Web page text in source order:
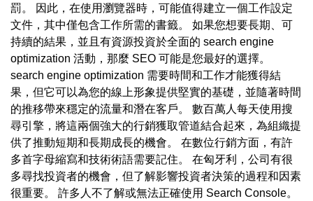
罰。 因此，在使用瀏覽器時，可能值得建立一個工作設定
文件，其中僅包含工作所需的書籤。 如果您想要長期、可
持續的結果，並且有資源投資於全面的 search engine
optimization 活動，那麼 SEO 可能是您最好的選擇。
search engine optimization 需要時間和工作才能獲得結
果，但它可以為您的線上形象提供堅實的基礎，並隨著時間
的推移帶來穩定的流量和潛在客戶。 數百萬人每天使用搜
尋引擎，將這兩個強大的行銷獲取管道結合起來，為組織提
供了推動短期和長期成長的機會。 在數位行銷方面，有許
多首字母縮寫和技術術語需要記住。 在匈牙利，公司有很
多尋找投資者的機會，但了解影響投資者決策的過程和因素
很重要。 許多人不了解或無法正確使用 Search Console。